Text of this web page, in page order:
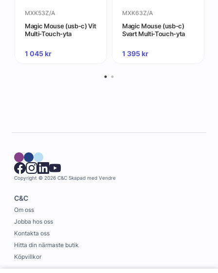
MXK53Z/A
Magic Mouse (usb‑c) Vit
Multi-Touch-yta
1 045kr
MXK63Z/A
Magic Mouse (usb‑c)
Svart Multi-Touch-yta
1 395kr
Copyright © 2026 C&C Skapad med Vendre
C&C
Om oss
Jobba hos oss
Kontakta oss
Hitta din närmaste butik
Köpvillkor